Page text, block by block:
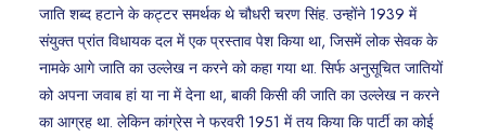
जाति शब्द हटाने के कट्टर समर्थक थे चौधरी चरण सिंह. उन्होंने 1939 में
संयुक्त प्रांत विधायक दल में एक प्रस्ताव पेश किया था, जिसमें लोक सेवक के
नामके आगे जाति का उल्लेख न करने को कहा गया था. सिर्फ अनुसूचित जातियों
को अपना जवाब हां या ना में देना था, बाकी किसी की जाति का उल्लेख न करने
का आग्रह था. लेकिन कांग्रेस ने फरवरी 1951 में तय किया कि पार्टी का कोई